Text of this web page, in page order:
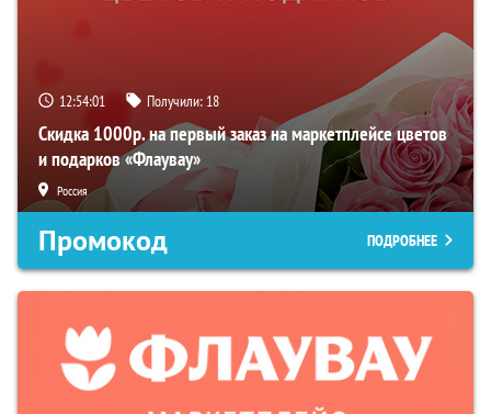
12:54:00 Получили: 18
Скидка 1000р. на первый заказ на маркетплейсе цветов
и подарков «Флаувау»
Россия
Промокод ПОДРОБНЕЕ